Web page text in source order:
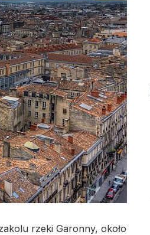
rzeki Garonny, około